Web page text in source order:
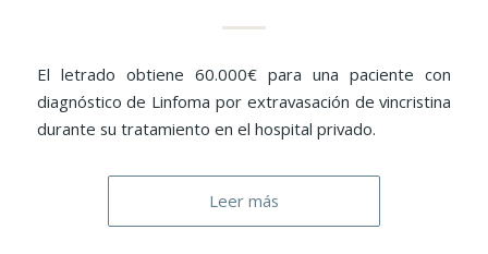
El letrado obtiene 60.000€ para una paciente con
diagnóstico de Linfoma por extravasación de vincristina
durante su tratamiento en el hospital privado.
Leer más